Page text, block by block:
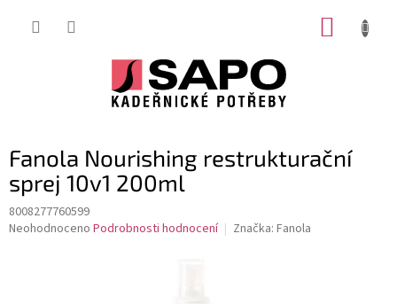
Fanola Nourishing restrukturační
sprej 10v1 200ml
8008277760599
Průměrné
Neohodnoceno Podrobnosti hodnocení Značka: Fanola